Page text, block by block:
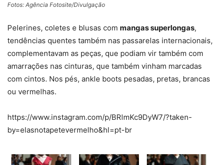
Fotos: Agência Fotosite/Divulgação
Pelerines, coletes e blusas com mangas superlongas,
tendências quentes também nas passarelas internacionais,
complementavam as peças, que podiam vir também com
amarrações nas cinturas, que também vinham marcadas
com cintos. Nos pés, ankle boots pesadas, pretas, brancas
ou vermelhas.
https://www.instagram.com/p/BRlmKc9DyW7/?taken-
by=elasnotapetevermelho&hl=pt-br